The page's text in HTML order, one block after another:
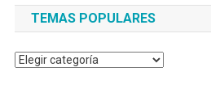
TEMAS POPULARES
Temas